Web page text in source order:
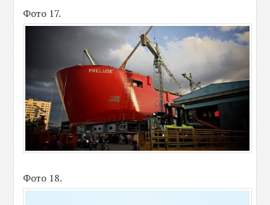
Фото 17.
Фото 18.